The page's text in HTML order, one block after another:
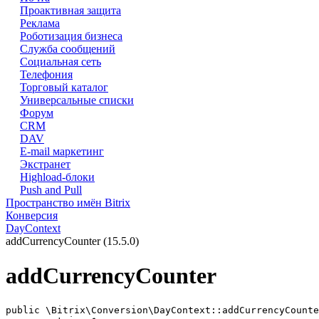
Проактивная защита
Реклама
Роботизация бизнеса
Служба сообщений
Социальная сеть
Телефония
Торговый каталог
Универсальные списки
Форум
CRM
DAV
E-mail маркетинг
Экстранет
Highload-блоки
Push and Pull
Пространство имён Bitrix
Конверсия
DayContext
addCurrencyCounter (15.5.0)
addCurrencyCounter
public